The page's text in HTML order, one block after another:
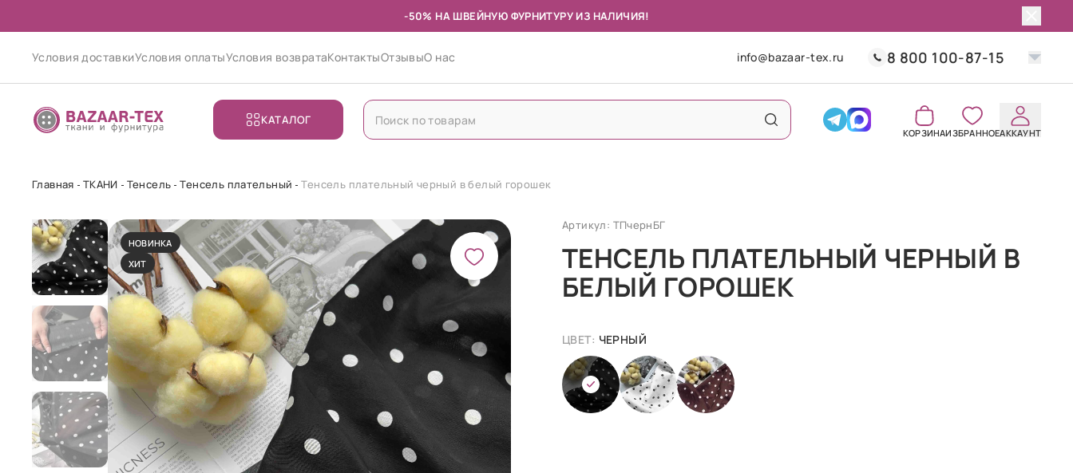
-50% НА ШВЕЙНУЮ ФУРНИТУРУ ИЗ НАЛИЧИЯ!
Условия доставкиУсловия оплатыУсловия возвратаКонтактыОтзывыО нас info@bazaar-tex.ru 8 800 100-87-15
КАТАЛОГ
КОРЗИНАИЗБРАННОЕАККАУНТ
Главная ТКАНИ Тенсель Тенсель плательный Тенсель плательный черный в белый горошек
НОВИНКА
ХИТ
Артикул: ТПчернБГ
ТЕНСЕЛЬ ПЛАТЕЛЬНЫЙ ЧЕРНЫЙ В
БЕЛЫЙ ГОРОШЕК
ЦВЕТ: ЧЕРНЫЙ